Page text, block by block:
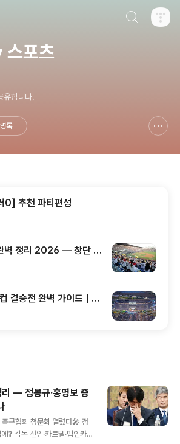
포츠
유합니다.
록
0] 추천 파티편성
벽 정리 2026 — 창단 역
·팬덤까지 총정리
결승전 완벽 가이드 | 메
정리·콜드플레이 하프
— 정몽규·홍명보 증
구협회 청문회 열렸다🎤 정
❓ 감독 선임·카르텔·법인카